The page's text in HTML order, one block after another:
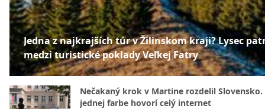
Jedna z najkrajších túr v Žilinskom kraji? Lysec
medzi turistické poklady Veľkej Fatry
Nečakaný krok v Martine rozdelil Slovensko.
jednej farbe hovorí celý internet